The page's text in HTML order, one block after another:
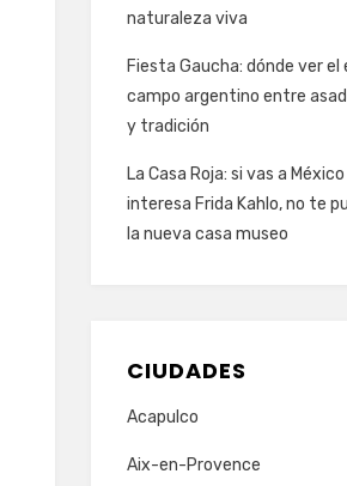
naturaleza viva
Fiesta Gaucha: dónde ver el
campo argentino entre
y tradición
La Casa Roja: si vas a
interesa Frida Kahlo, no te
la nueva casa museo
CIUDADES
Acapulco
Aix-en-Provence